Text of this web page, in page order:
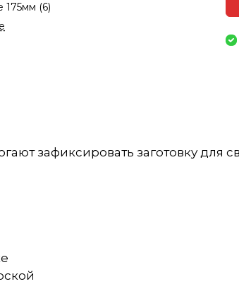
175мм (6)
зафиксировать заготовку для